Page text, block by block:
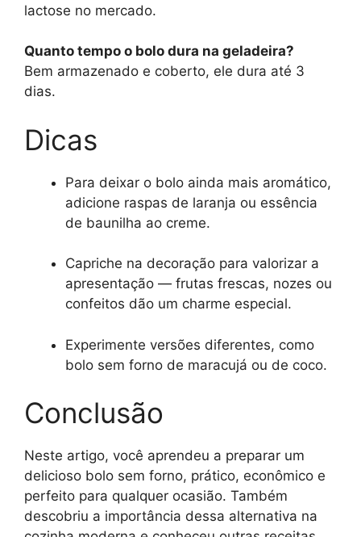
lactose no mercado.
Quanto tempo o bolo dura na geladeira?
Bem armazenado e coberto, ele dura até 3
dias.
Dicas
Para deixar o bolo ainda mais aromático,
adicione raspas de laranja ou essência
de baunilha ao creme.
Capriche na decoração para valorizar a
apresentação — frutas frescas, nozes ou
confeitos dão um charme especial.
Experimente versões diferentes, como
bolo sem forno de maracujá ou de coco.
Conclusão
Neste artigo, você aprendeu a preparar um
delicioso bolo sem forno, prático, econômico e
perfeito para qualquer ocasião. Também
descobriu a importância dessa alternativa na